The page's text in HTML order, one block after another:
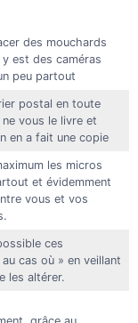
des mouchards
est des caméras
peu partout
postal en toute
vous le livre et
en a fait une copie
les micros
et évidemment
vous et vos
ces
cas où » en veillant
les altérer.